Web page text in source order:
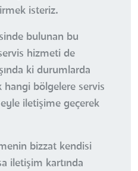
isteriz.
bulunan bu
hizmeti de
ki durumlarda
hangi bölgelere servis
iletişime geçerek
bizzat kendisi
iletişim kartında